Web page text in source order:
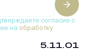
согласие с
на обработку
5.11.01